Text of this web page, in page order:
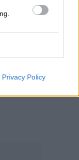
Privacy Policy
en
es mejor,
Hasta
práctico,